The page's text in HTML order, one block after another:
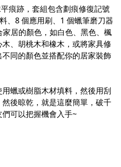
痕跡，套組包含劃痕修復記號
、8 個應用刷、1 個蠟筆磨刀器
居的顏色，如白色、黑色、楓
、胡桃木和橡木，或將家具修
同的顏色並搭配你的居家裝飾
蠟或樹脂木材填料，然後用刮
後晾乾，就是這麼簡單，破千
可以把握機會入手~